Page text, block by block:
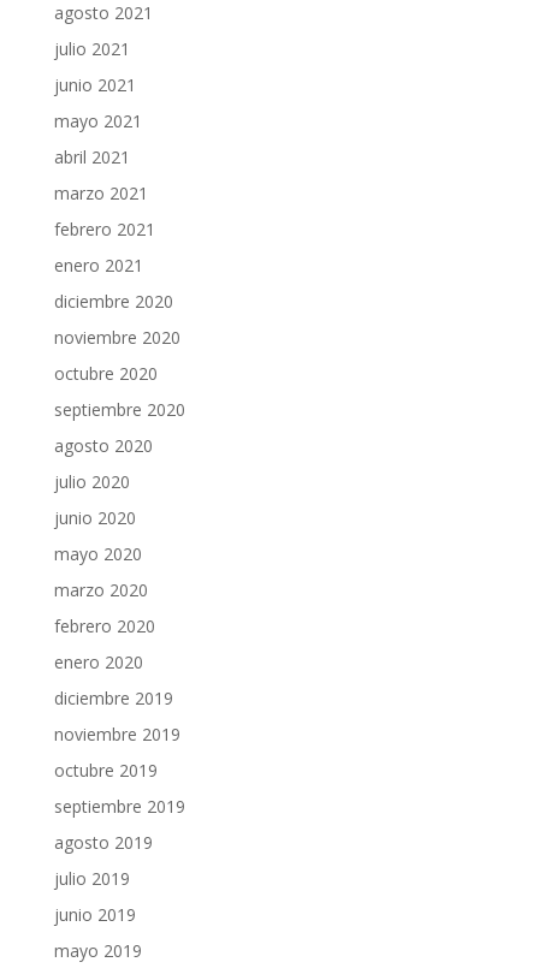
agosto 2021
julio 2021
junio 2021
mayo 2021
abril 2021
marzo 2021
febrero 2021
enero 2021
diciembre 2020
noviembre 2020
octubre 2020
septiembre 2020
agosto 2020
julio 2020
junio 2020
mayo 2020
marzo 2020
febrero 2020
enero 2020
diciembre 2019
noviembre 2019
octubre 2019
septiembre 2019
agosto 2019
julio 2019
junio 2019
mayo 2019